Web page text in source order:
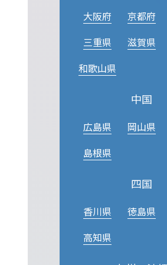
大阪府 京都府
三重県
滋賀県
和歌山県
中国
広島県 岡山県
島根県
四国
香川県 徳島県
高知県